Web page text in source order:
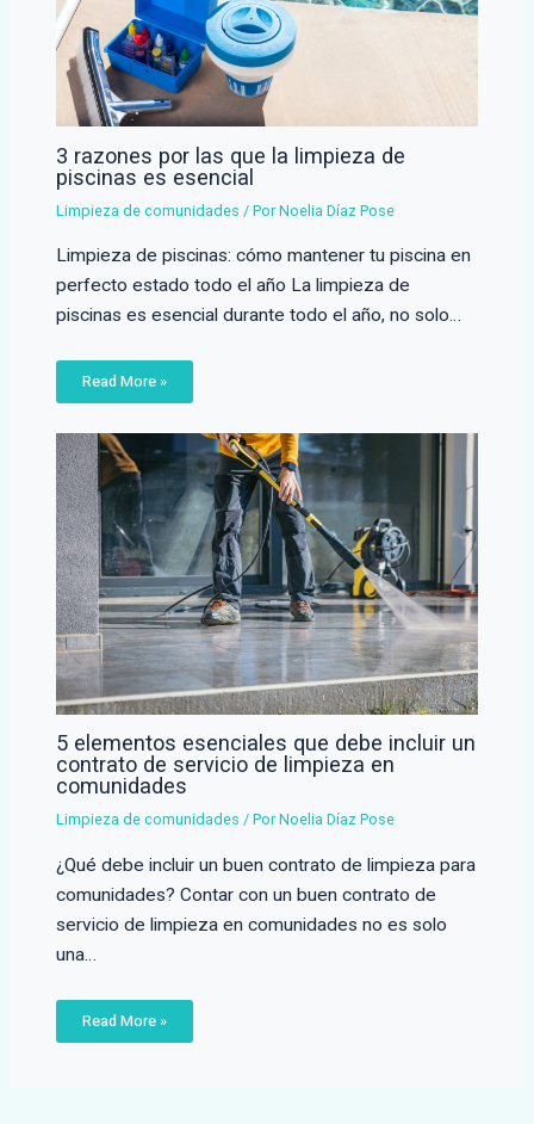
3 razones por las que la limpieza de
piscinas es esencial
Limpieza de comunidades / PorNoelia Díaz Pose
Limpieza de piscinas: cómo mantener tu piscina en
perfecto estado todo el año La limpieza de
piscinas es esencial durante todo el año, no solo…
Read More »
5 elementos esenciales que debe incluir un
contrato de servicio de limpieza en
comunidades
Limpieza de comunidades / PorNoelia Díaz Pose
¿Qué debe incluir un buen contrato de limpieza para
comunidades? Contar con un buen contrato de
servicio de limpieza en comunidades no es solo
una…
Read More »